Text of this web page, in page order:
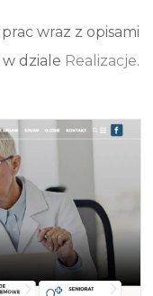
wraz z opisami
w dziale Realizacje.